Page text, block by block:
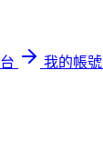
我的帳號